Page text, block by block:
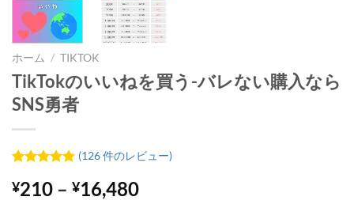
ホーム / TIKTOK
TikTokのいいねを買う-バレない購入なら
SNS勇者
者評価に
基づく5段
(126件のレビュー)
¥210 – ¥16,480価